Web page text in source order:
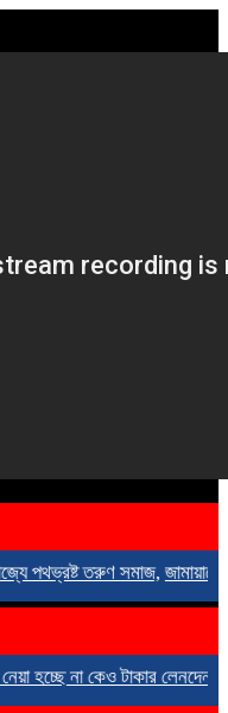
তরুণ সমাজ, জামায়াতের
কেও টাকার লেনদেন করলে কতৃপক্ষ